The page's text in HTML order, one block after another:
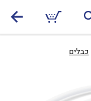
כבלים‏